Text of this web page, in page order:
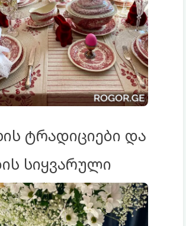
ტრადიციები და
სიყვარული